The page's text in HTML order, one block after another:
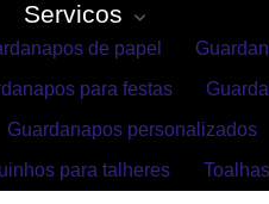
Servicos
de papel
para festas
Guardanapos personalizados
para talheres